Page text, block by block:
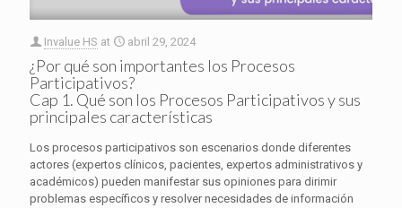
Invalue HS at abril 29, 2024
¿Por qué son importantes los Procesos
Participativos?
Cap 1. Qué son los Procesos Participativos y sus
principales características
Los procesos participativos son escenarios donde diferentes
actores (expertos clínicos, pacientes, expertos administrativos y
académicos) pueden manifestar sus opiniones para dirimir
problemas específicos y resolver necesidades de información